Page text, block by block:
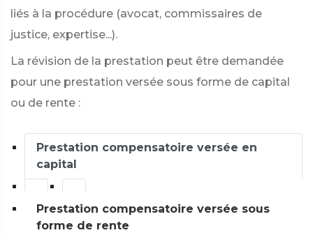
liés à la procédure (avocat, commissaires de
justice, expertise...).
La révision de la prestation peut être demandée
pour une prestation versée sous forme de capital
ou de rente :
Prestation compensatoire versée en
capital
Prestation compensatoire versée sous
forme de rente